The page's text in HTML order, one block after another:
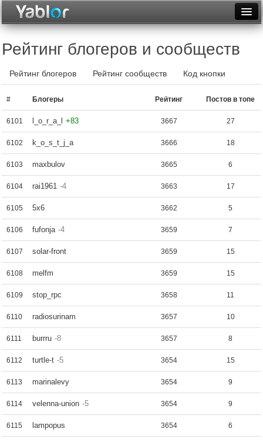
Фототоп
Видеотоп
Рейтинг блогеров и сообществ
Рейтинг блогеров Рейтинг сообществ Код кнопки
# Блогеры Рейтинг Постов в топе
6101 l_o_r_a_l +83 3667 27
6102 k_o_s_t_j_a 3666 18
6103 maxbulov 3665 6
6104 rai1961 -4 3663 17
6105 5x6 3662 5
6106 fufonja -4 3659 7
6107 solar-front 3659 15
6108 melfm 3659 15
6109 stop_rpc 3658 11
6110 radiosurinam 3657 10
6111 burrru -8 3657 8
6112 turtle-t -5 3654 15
6113 marinalevy 3654 9
6114 velenna-union -5 3654 9
6115 lampopus 3654 6